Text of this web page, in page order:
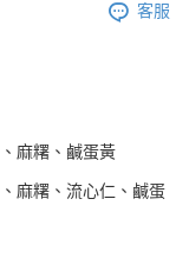
客服
麻糬、鹹蛋黃
、麻糬、流心仁、鹹蛋